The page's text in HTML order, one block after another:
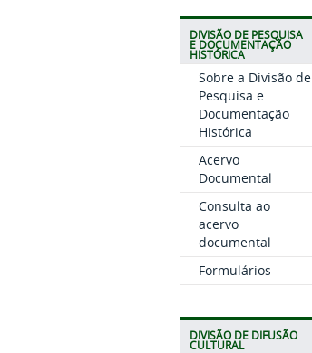
DIVISÃO DE PESQUISA
E DOCUMENTAÇÃO
HISTÓRICA
Sobre a Divisão de
Pesquisa e
Documentação
Histórica
Acervo
Documental
Consulta ao
acervo
documental
Formulários
DIVISÃO DE DIFUSÃO
CULTURAL